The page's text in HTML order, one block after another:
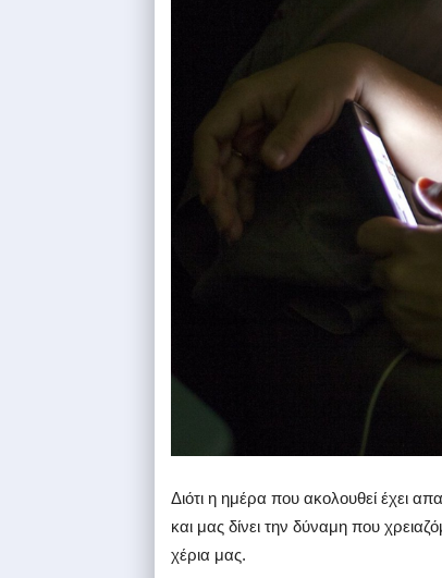
Διότι η ημέρα που ακολουθεί έχει
και μας δίνει την δύναμη που
χέρια μας.